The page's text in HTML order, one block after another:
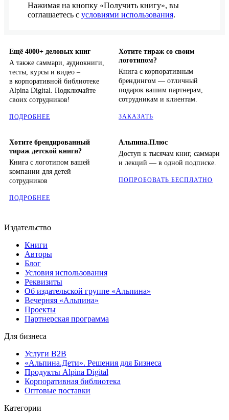
Нажимая на кнопку «Получить книгу», вы
соглашаетесь с условиями использования.
Ещё 4000+ деловых книг
А также саммари, аудиокниги,
тесты, курсы и видео –
в корпоративной библиотеке
Alpina Digital. Подключайте
своих сотрудников!
ПОДРОБНЕЕ
Хотите тираж со своим
логотипом?
Книга с корпоративным
брендингом — отличный
подарок вашим партнерам,
сотрудникам и клиентам.
ЗАКАЗАТЬ
Хотите брендированный
тираж детской книги?
Книга с логотипом вашей
компании для детей
сотрудников
ПОДРОБНЕЕ
Альпина.Плюс
Доступ к тысячам книг, саммари
и лекций — в одной подписке.
ПОПРОБОВАТЬ БЕСПЛАТНО
Издательство
Книги
Авторы
Блог
Условия использования
Реквизиты
Об издательской группе «Альпина»
Вечерняя «Альпина»
Проекты
Партнерская программа
Для бизнеса
Услуги B2B
«Альпина.Дети». Решения для Бизнеса
Продукты Alpina Digital
Корпоративная библиотека
Оптовые поставки
Категории